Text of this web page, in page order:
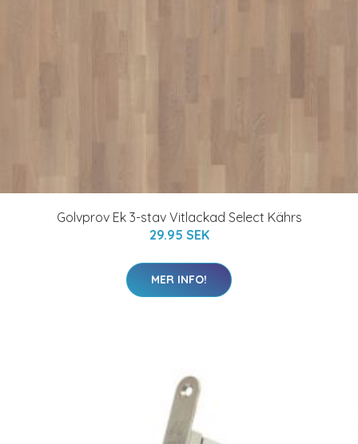
Golvprov Ek 3-stav Vitlackad Select Kährs
29.95 SEK
MER INFO!